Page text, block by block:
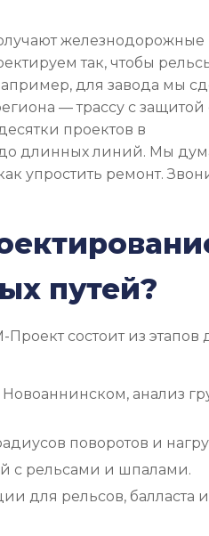
железнодорожные
так, чтобы
для завода мы
— трассу с защитой
проектов в
до длинных линий. Мы
упростить ремонт.
путей?
состоит из этапов
анализ
поворотов и
с рельсами и шпалами.
для рельсов, балласта и